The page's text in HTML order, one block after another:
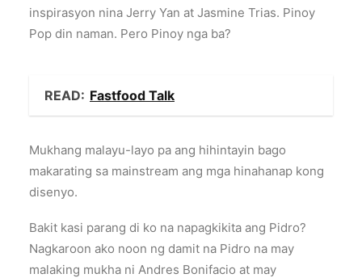
inspirasyon nina Jerry Yan at Jasmine Trias. Pinoy
Pop din naman. Pero Pinoy nga ba?
READ: Fastfood Talk
Mukhang malayu-layo pa ang hihintayin bago
makarating sa mainstream ang mga hinahanap kong
disenyo.
Bakit kasi parang di ko na napagkikita ang Pidro?
Nagkaroon ako noon ng damit na Pidro na may
malaking mukha ni Andres Bonifacio at may